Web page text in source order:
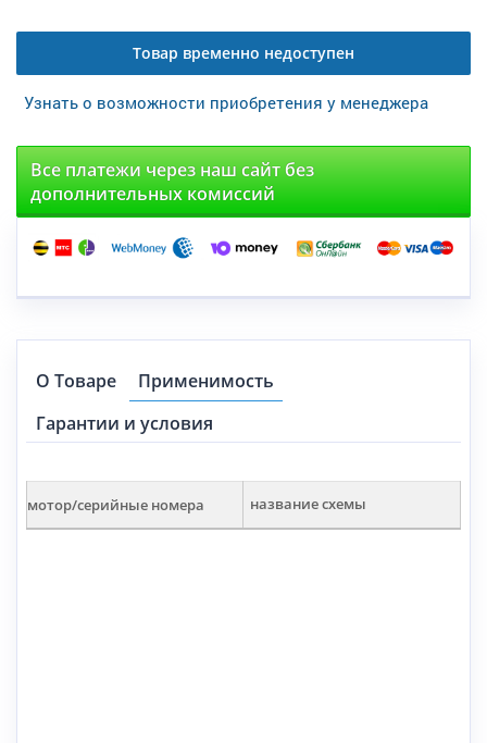
Товар временно недоступен
Узнать о возможности приобретения у менеджера
Все платежи через наш сайт без
дополнительных комиссий
О Товаре
Применимость
Гарантии и условия
мотор/серийные номера название схемы